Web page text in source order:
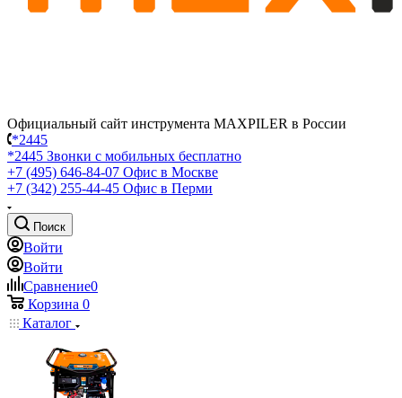
Официальный сайт инструмента MAXPILER в России
*2445
*2445 Звонки с мобильных бесплатно
+7 (495) 646-84-07 Офис в Москве
+7 (342) 255-44-45 Офис в Перми
Поиск
Войти
Войти
Сравнение0
Корзина 0
Каталог